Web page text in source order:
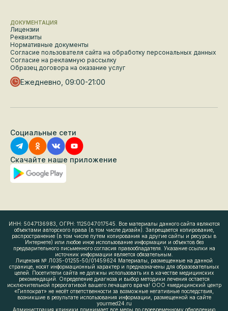
ДОКУМЕНТАЦИЯ
Лицензии
Реквизиты
Нормативные документы
Согласие пользователя сайта на обработку персональных данных
Согласие на рекламную рассылку
Образец договора на оказание услуг
Ежедневно, 09:00-21:00
Социальные сети
Скачайте наше приложение
ИНН: 5047136983, ОГРН: 1125047017545. Все материалы данного сайта являются
объектами авторского права (в том числе дизайн). Запрещается копирование,
распространение (в том числе путем копирования на другие сайты и ресурсы в
Интернете) или любое иное использование информации и объектов без
предварительного письменного согласия правообладателя. Указание ссылки на
источник информации является обязательным.
Лицензия № Л035-01255-50/01459624 Материалы, размещенные на данной
странице, носят информационный характер и предназначены для образовательных
целей. Посетители сайта не должны использовать их в качестве медицинских
рекомендаций. Определение диагноза и выбор методики лечения остается
исключительной прерогативой вашего лечащего врача! ООО «медицинский центр
«Гиппократ» не несёт ответственности за возможные негативные последствия,
возникшие в результате использования информации, размещенной на сайте
yourmed24.ru
Администрация клиники принимает все меры по своевременному обновлению